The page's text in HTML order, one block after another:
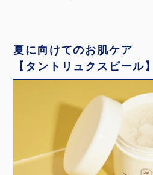
夏に向けてのお肌ケア
【タントリュクスピー